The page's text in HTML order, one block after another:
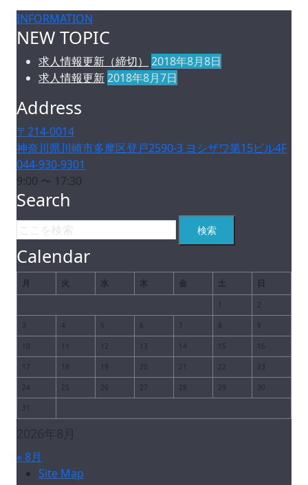
INFORMATION
NEW TOPIC
求人情報更新（締切）
2018年8月8日
求人情報更新2018年8月7日
Address
〒214-0014
神奈川県川崎市多摩区登戸2590-3 ヨシザワ第15ビル4F
044-930-9301
9:00 〜 17:30
Search
Calendar
2026年8月
月 火 水 木 金 土 日
1 2
3 4 5 6 7 8 9
10 11 12 13 14 15 16
17 18 19 20 21 22 23
24 25 26 27 28 29 30
31
« 8月
Site Map